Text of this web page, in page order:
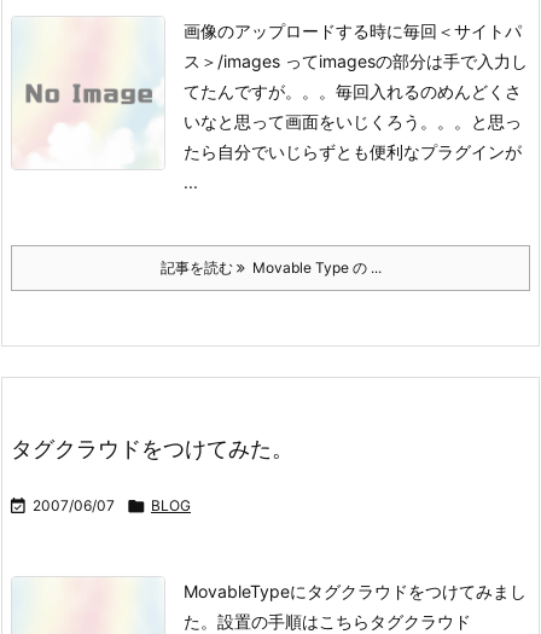
画像のアップロードする時に毎回＜サイトパ
ス＞/images ってimagesの部分は手で入力し
てたんですが。。。 毎回入れるのめんどくさ
いなと思って画面をいじくろう。。。と思っ
たら 自分でいじらずとも便利なプラグインが
...
記事を読む Movable Type の ...
タグクラウドをつけてみた。
 2007/06/07  BLOG
MovableTypeにタグクラウドをつけてみまし
た。 設置の手順はこちら タグクラウド